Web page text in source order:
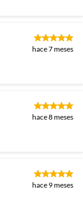
hace 7 meses
hace 8 meses
hace 9 meses